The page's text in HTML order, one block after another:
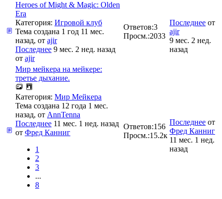
Heroes of Might & Magic: Olden
Era
Категория: Игровой клуб
Тема создана 1 год 11 мес.
назад, от ajir
Последнее 9 мес. 2 нед. назад
от ajir
Ответов:3
Просм.:2033
Последнее от
ajir
9 мес. 2 нед.
назад
Мир мейкера на мейкере:
третье дыхание.
Категория: Мир Мейкера
Тема создана 12 года 1 мес.
назад, от AnnTenna
Последнее 11 мес. 1 нед. назад
от Фред Канниг
1
2
3
...
8
Ответов:156
Просм.:15.2к
Последнее от
Фред Канниг
11 мес. 1 нед.
назад